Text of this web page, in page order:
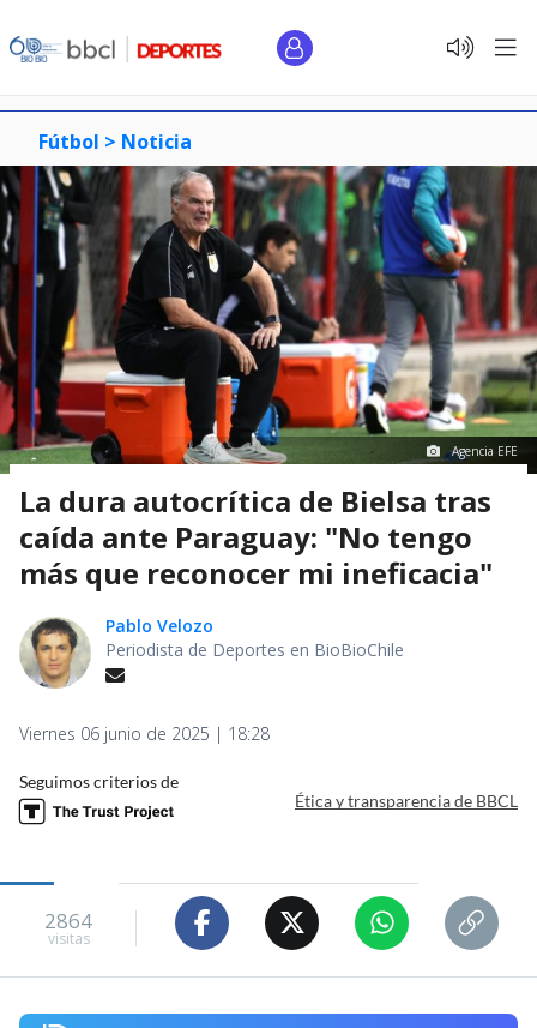
Fútbol > Noticia
Agencia EFE
La dura autocrítica de Bielsa tras
caída ante Paraguay: "No tengo
más que reconocer mi ineficacia"
Pablo Velozo
Periodista de Deportes en BioBioChile
Viernes 06 junio de 2025 | 18:28
Seguimos criterios de
Ética y transparencia de BBCL
2864
visitas